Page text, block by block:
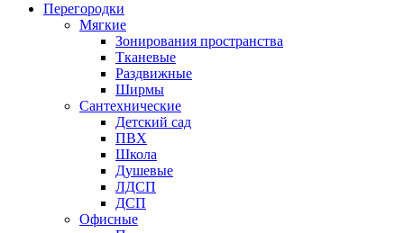
Перегородки
Мягкие
Зонирования пространства
Тканевые
Раздвижные
Ширмы
Сантехнические
Детский сад
ПВХ
Школа
Душевые
ЛДСП
ДСП
Офисные